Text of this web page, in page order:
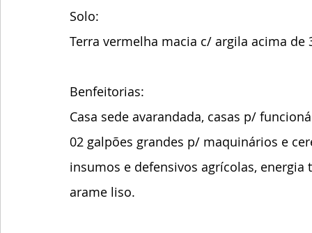
Solo:
Terra vermelha macia c/ argila acima de
Benfeitorias:
Casa sede avarandada, casas p/
02 galpões grandes p/ maquinários e
insumos e defensivos agrícolas,
arame liso.